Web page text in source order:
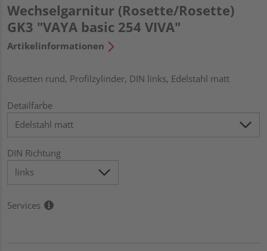
Wechselgarnitur (Rosette/Rosette)
GK3 "VAYA basic 254 VIVA"
Artikelinformationen
Rosetten rund, Profilzylinder, DIN links, Edelstahl matt
Detailfarbe
DIN Richtung
Services